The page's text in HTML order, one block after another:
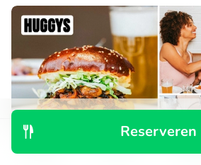
Reserveren